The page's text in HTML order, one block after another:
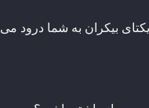
بیکران به شما درود